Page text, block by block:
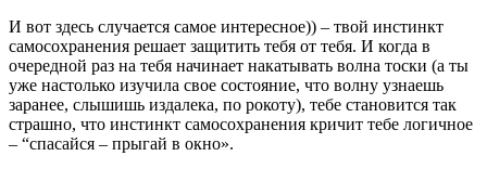
И вот здесь случается самое интересное)) – твой инстинкт
самосохранения решает защитить тебя от тебя. И когда в
очередной раз на тебя начинает накатывать волна тоски (а ты
уже настолько изучила свое состояние, что волну узнаешь
заранее, слышишь издалека, по рокоту), тебе становится так
страшно, что инстинкт самосохранения кричит тебе логичное
– “спасайся – прыгай в окно».